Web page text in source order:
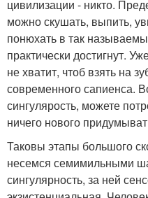
цивилизации - никто.
можно скушать, выпить,
понюхать в так
практически достигнут.
не хватит, чтоб взять на
современного сапиенса.
сингулярость, можете
ничего нового
Таковы этапы большого
несемся семимильными
сингулярность, за ней